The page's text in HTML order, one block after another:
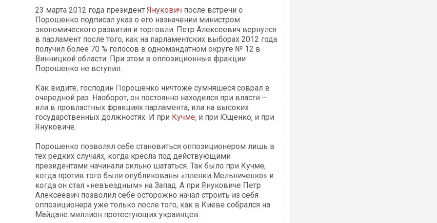
23 марта 2012 года президент Янукович после встречи с
Порошенко подписал указ о его назначении министром
экономического развития и торговли. Петр Алексеевич вернулся
в парламент после того, как на парламентских выборах 2012 года
получил более 70 % голосов в одномандатном округе № 12 в
Винницкой области. При этом в оппозиционные фракции
Порошенко не вступил.
Как видите, господин Порошенко ничтоже сумняшеся соврал в
очередной раз. Наоборот, он постоянно находился при власти —
или в провластных фракциях парламента, или на высоких
государственных должностях. И при Кучме, и при Ющенко, и при
Януковиче.
Порошенко позволял себе становиться оппозиционером лишь в
тех редких случаях, когда кресла под действующими
президентами начинали сильно шататься. Так было при Кучме,
когда против того были опубликованы «пленки Мельниченко» и
когда он стал «невъездным» на Запад. А при Януковиче Петр
Алексеевич позволил себе осторожно начал строить из себя
оппозиционера уже только после того, как в Киеве собрался на
Майдане миллион протестующих украинцев.